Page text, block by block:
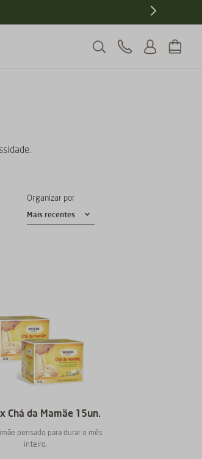
Organizar por
Mais recentes
Chá da Mamãe 15un.
pensado para durar o mês
inteiro.